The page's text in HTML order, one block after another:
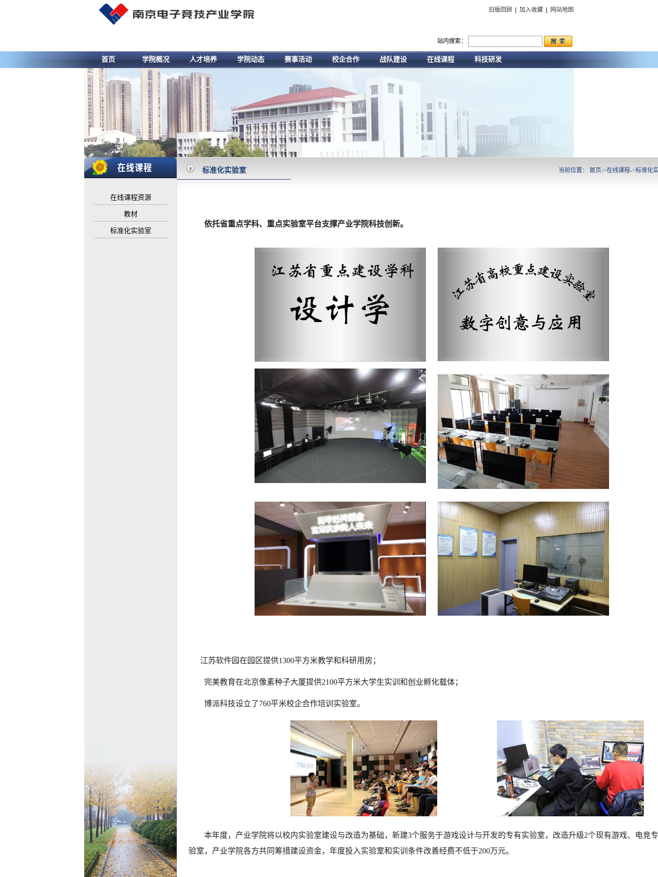
旧版回顾 加入收藏 网站地图
站内搜索：
首页 学院概况 人才培养 学院动态 赛事活动 校企合作 战队建设 在线课程 科技研发
在线课程资源
教材
标准化实验室
标准化实验室 当前位置： 首页->在线课程->标准化
依托省重点学科、重点实验室平台支撑产业学院科技创新。
江苏软件园在园区提供1300平方米教学和科研用房；
完美教育在北京像素种子大厦提供2100平方米大学生实训和创业孵化载体；
博派科技设立了760平米校企合作培训实验室。
本年度，产业学院将以校内实验室建设与改造为基础，新建3个服务于游戏设计与开发的专有实验室，改造升级2个现有游戏、电竞
验室，产业学院各方共同筹措建设资金，年度投入实验室和实训条件改善经费不低于200万元。